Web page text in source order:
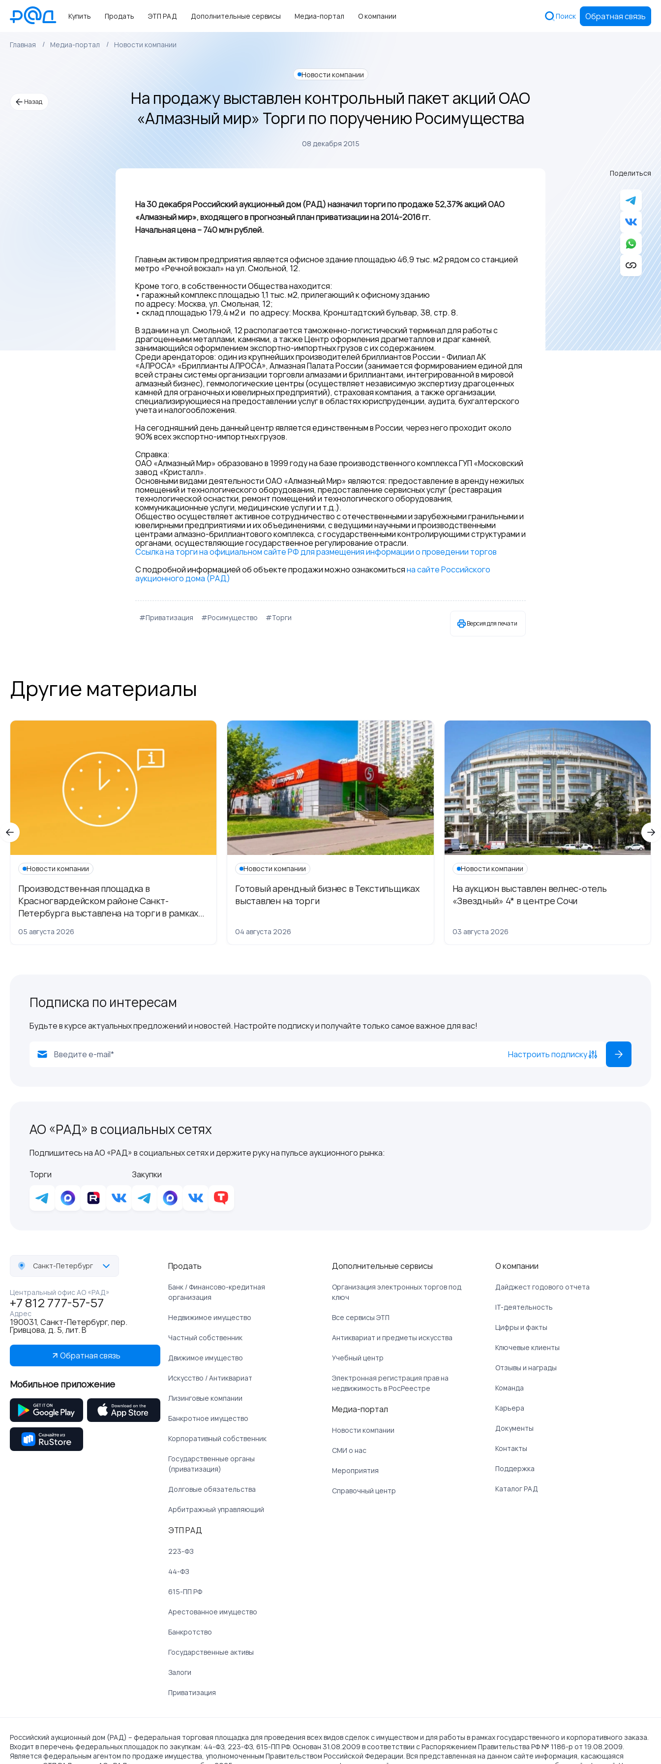
Купить Продать ЭТП РАД Дополнительные сервисы Медиа-портал О компании Поиск Обратная связь
Главная Медиа-портал Новости компании
Назад
Новости компании
На продажу выставлен контрольный пакет акций ОАО
«Алмазный мир» Торги по поручению Росимущества
08 декабря 2015
На 30 декабря Российский аукционный дом (РАД) назначил торги по продаже 52,37% акций ОАО
«Алмазный мир», входящего в прогнозный план приватизации на 2014-2016 гг.
Начальная цена – 740 млн рублей.
Главным активом предприятия является офисное здание площадью 46,9 тыс. м2 рядом со станцией
метро «Речной вокзал» на ул. Смольной, 12.
Кроме того, в собственности Общества находится:
• гаражный комплекс площадью 1,1 тыс. м2, прилегающий к офисному зданию
по адресу: Москва, ул. Смольная, 12;
• склад площадью 179,4 м2 и по адресу: Москва, Кронштадтский бульвар, 38, стр. 8.
В здании на ул. Смольной, 12 располагается таможенно-логистический терминал для работы с
драгоценными металлами, камнями, а также Центр оформления драгметаллов и драг камней,
занимающийся оформлением экспортно-импортных грузов с их содержанием.
Среди арендаторов: один из крупнейших производителей бриллиантов России - Филиал АК
«АЛРОСА» «Бриллианты АЛРОСА», Алмазная Палата России (занимается формированием единой для
всей страны системы организации торговли алмазами и бриллиантами, интегрированной в мировой
алмазный бизнес), геммологические центры (осуществляет независимую экспертизу драгоценных
камней для ограночных и ювелирных предприятий), страховая компания, а также организации,
специализирующиеся на предоставлении услуг в областях юриспруденции, аудита, бухгалтерского
учета и налогообложения.
На сегодняшний день данный центр является единственным в России, через него проходит около
90% всех экспортно-импортных грузов.
Справка:
ОАО «Алмазный Мир» образовано в 1999 году на базе производственного комплекса ГУП «Московский
завод «Кристалл».
Основными видами деятельности ОАО «Алмазный Мир» являются: предоставление в аренду нежилых
помещений и технологического оборудования, предоставление сервисных услуг (реставрация
технологической оснастки, ремонт помещений и технологического оборудования,
коммуникационные услуги, медицинские услуги и т.д.).
Общество осуществляет активное сотрудничество с отечественными и зарубежными гранильными и
ювелирными предприятиями и их объединениями, с ведущими научными и производственными
центрами алмазно-бриллиантового комплекса, с государственными контролирующими структурами и
органами, осуществляющие государственное регулирование отрасли.
Ссылка на торги на официальном сайте РФ для размещения информации о проведении торгов
С подробной информацией об объекте продажи можно ознакомитьсяна сайте Российского
аукционного дома (РАД)
#Приватизация #Росимущество #Торги
Версия для печати
Поделиться
Другие материалы
Новости компании
Производственная площадка в
Красногвардейском районе Санкт-
Петербурга выставлена на торги в рамках
05 августа 2026
Новости компании
Готовый арендный бизнес в Текстильщиках
выставлен на торги
04 августа 2026
Новости компании
На аукцион выставлен велнес-отель
«Звездный» 4* в центре Сочи
03 августа 2026
Подписка по интересам
Будьте в курсе актуальных предложений и новостей. Настройте подписку и получайте только самое важное для вас!
Настроить подписку
АО «РАД» в социальных сетях
Подпишитесь на АО «РАД» в социальных сетях и держите руку на пульсе аукционного рынка:
Торги
Закупки
Санкт-Петербург
Центральный офис АО «РАД»
+7 812 777-57-57
Адрес
190031, Санкт-Петербург, пер.
Гривцова, д. 5, лит. В
Обратная связь
Мобильное приложение
Продать
Банк / Финансово-кредитная
организация
Недвижимое имущество
Частный собственник
Движимое имущество
Искусство / Антиквариат
Лизинговые компании
Банкротное имущество
Корпоративный собственник
Государственные органы
(приватизация)
Долговые обязательства
Арбитражный управляющий
ЭТП РАД
223-ФЗ
44-ФЗ
615-ПП РФ
Арестованное имущество
Банкротство
Государственные активы
Залоги
Приватизация
Дополнительные сервисы
Организация электронных торгов под
ключ
Все сервисы ЭТП
Антиквариат и предметы искусства
Учебный центр
Электронная регистрация прав на
недвижимость в РосРеестре
Медиа-портал
Новости компании
СМИ о нас
Мероприятия
Справочный центр
О компании
Дайджест годового отчета
IT-деятельность
Цифры и факты
Ключевые клиенты
Отзывы и награды
Команда
Карьера
Документы
Контакты
Поддержка
Каталог РАД
Российский аукционный дом (РАД) – федеральная торговая площадка для проведения всех видов сделок с имуществом и для работы в рамках государственного и корпоративного заказа.
Входит в перечень федеральных площадок по закупкам: 44-ФЗ, 223-ФЗ, 615-ПП РФ. Основан 31.08.2009 в соответствии с Распоряжением Правительства РФ № 1186-р от 19.08.2009.
Является федеральным агентом по продаже имущества, уполномоченным Правительством Российской Федерации. Вся представленная на данном сайте информация, касающаяся